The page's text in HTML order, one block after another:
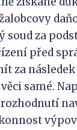
soud za
před
za
samé.